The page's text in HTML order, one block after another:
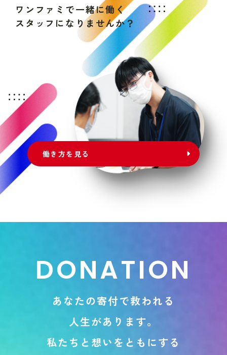
ワ ン フ ァ ミ で一緒に働 く
ス タ ッ フ にな りま せんか？
働き方を見る
DONATION
あ な たの寄付で救われ る
人生があ り ま す。
私た ち と 想い を と も にする